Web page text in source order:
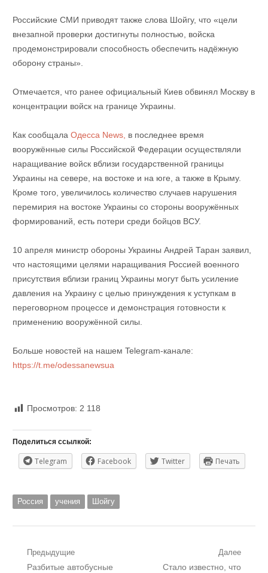
Российские СМИ приводят также слова Шойгу, что «цели
внезапной проверки достигнуты полностью, войска
продемонстрировали способность обеспечить надёжную
оборону страны».
Отмечается, что ранее официальный Киев обвинял Москву в
концентрации войск на границе Украины.
Как сообщала Одесса News, в последнее время
вооружённые силы Российской Федерации осуществляли
наращивание войск вблизи государственной границы
Украины на севере, на востоке и на юге, а также в Крыму.
Кроме того, увеличилось количество случаев нарушения
перемирия на востоке Украины со стороны вооружённых
формирований, есть потери среди бойцов ВСУ.
10 апреля министр обороны Украины Андрей Таран заявил,
что настоящими целями наращивания Россией военного
присутствия вблизи границ Украины могут быть усиление
давления на Украину с целью принуждения к уступкам в
переговорном процессе и демонстрация готовности к
применению вооружённой силы.
Больше новостей на нашем Telegram-канале:
https://t.me/odessanewsua
Просмотров: 2 118
Поделиться ссылкой:
Telegram Facebook Twitter Печать
Россия учения Шойгу
Навигация
Предыдущие
Предыдущий
Разбитые автобусные
Далее
Следующий
Стало известно, что